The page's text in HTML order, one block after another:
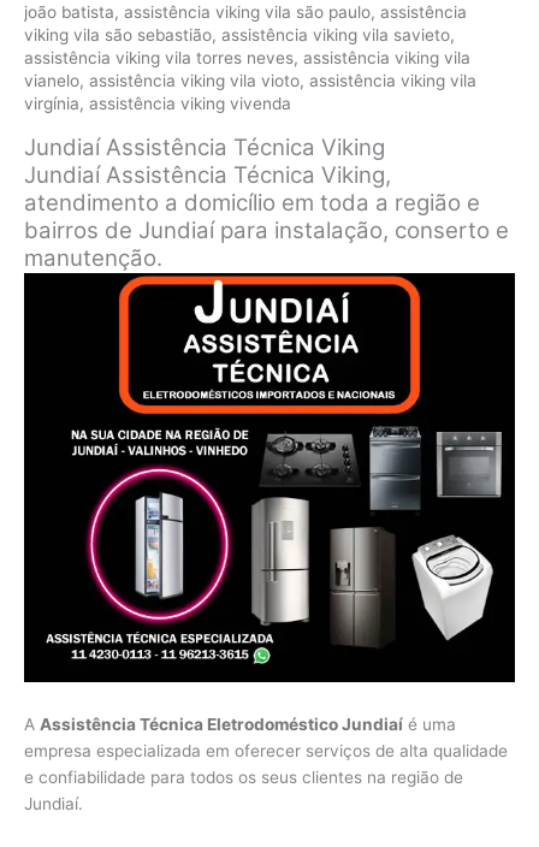
joão batista, assistência viking vila são paulo, assistência
viking vila são sebastião, assistência viking vila savieto,
assistência viking vila torres neves, assistência viking vila
vianelo, assistência viking vila vioto, assistência viking vila
virgínia, assistência viking vivenda
Jundiaí Assistência Técnica Viking
Jundiaí Assistência Técnica Viking,
atendimento a domicílio em toda a região e
bairros de Jundiaí para instalação, conserto e
manutenção.
A Assistência Técnica Eletrodoméstico Jundiaí é uma
empresa especializada em oferecer serviços de alta qualidade
e confiabilidade para todos os seus clientes na região de
Jundiaí.